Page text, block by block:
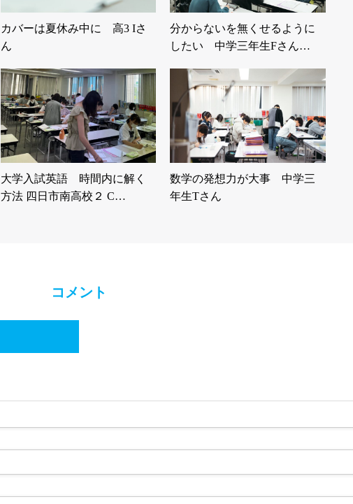
カバーは夏休み中に 高3 Iさ
ん
分からないを無くせるように
したい 中学三年生Fさん…
大学入試英語 時間内に解く
方法 四日市南高校２ C…
数学の発想力が大事 中学三
年生Tさん
コメント